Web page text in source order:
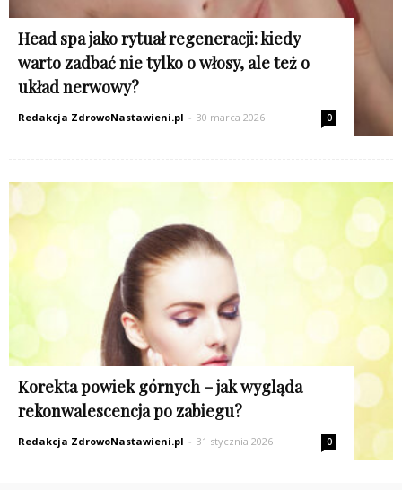
Head spa jako rytuał regeneracji: kiedy
warto zadbać nie tylko o włosy, ale też o
układ nerwowy?
Redakcja ZdrowoNastawieni.pl - 30 marca 2026 0
Korekta powiek górnych – jak wygląda
rekonwalescencja po zabiegu?
Redakcja ZdrowoNastawieni.pl - 31 stycznia 2026 0